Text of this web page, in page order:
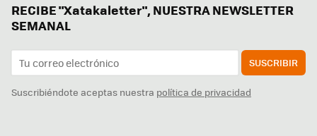
RECIBE "Xatakaletter", NUESTRA NEWSLETTER
SEMANAL
SUSCRIBIR
Suscribiéndote aceptas nuestra política de privacidad